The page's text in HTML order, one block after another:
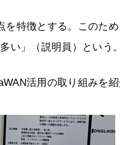
特徴とする。このた
い」（説明員）という。
活用の取り組みを紹